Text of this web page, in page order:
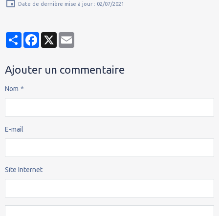
Date de dernière mise à jour : 02/07/2021
PartagerFacebook
X
Ajouter un commentaire
Nom
E-mail
Site Internet